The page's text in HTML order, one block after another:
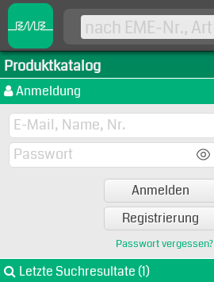
Produktkatalog
Anmeldung
Anmelden
Registrierung
Passwort vergessen?
Letzte Suchresultate (1)